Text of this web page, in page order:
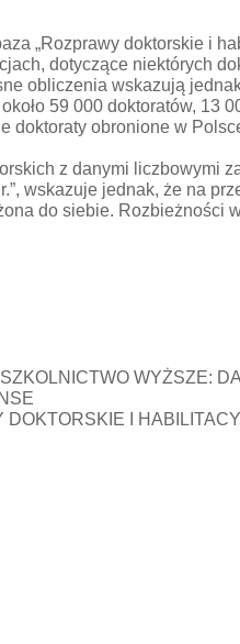
„Rozprawy doktorskie i
dotyczące niektórych
obliczenia wskazują
59 000 doktoratów,
doktoraty obronione w
z danymi liczbowymi
wskazuje jednak, że na
do siebie.
WYŻSZE:
DOKTORSKIE I